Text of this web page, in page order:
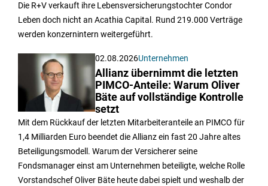
Die R+V verkauft ihre Lebensversicherungstochter Condor
Leben doch nicht an Acathia Capital. Rund 219.000 Verträge
werden konzernintern weitergeführt.
02.08.2026Unternehmen
Allianz übernimmt die letzten
PIMCO-Anteile: Warum Oliver
Bäte auf vollständige Kontrolle
setzt
Mit dem Rückkauf der letzten Mitarbeiteranteile an PIMCO für
1,4 Milliarden Euro beendet die Allianz ein fast 20 Jahre altes
Beteiligungsmodell. Warum der Versicherer seine
Fondsmanager einst am Unternehmen beteiligte, welche Rolle
Vorstandschef Oliver Bäte heute dabei spielt und weshalb der